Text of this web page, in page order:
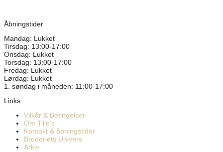
Åbningstider
Mandag: Lukket
Tirsdag: 13:00-17:00
Onsdag: Lukket
Torsdag: 13:00-17:00
Fredag: Lukket
Lørdag: Lukket
1. søndag i måneden: 11:00-17:00
Links
Vilkår & Betingelser
Om Tille’s
Kontakt & åbningstider
Broderiets Univers
Arkiv